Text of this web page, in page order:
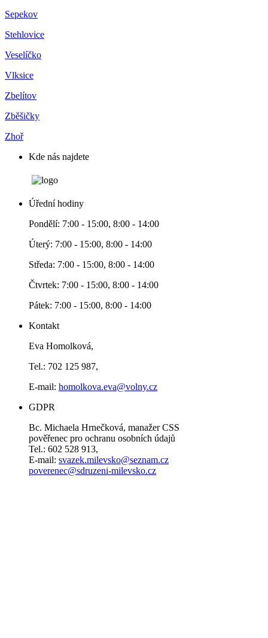
Sepekov
Stehlovice
Veselíčko
Vlksice
Zbelítov
Zběšičky
Zhoř
Kde nás najdete
Úřední hodiny
Pondělí: 7:00 - 15:00, 8:00 - 14:00
Úterý: 7:00 - 15:00, 8:00 - 14:00
Středa: 7:00 - 15:00, 8:00 - 14:00
Čtvrtek: 7:00 - 15:00, 8:00 - 14:00
Pátek: 7:00 - 15:00, 8:00 - 14:00
Kontakt
Eva Homolková,
Tel.: 702 125 987,
E-mail: homolkova.eva@volny.cz
GDPR
Bc. Michaela Hrnečková, manažer CSS
pověřenec pro ochranu osobních údajů
Tel.: 602 528 913,
E-mail: svazek.milevsko@seznam.cz
poverenec@sdruzeni-milevsko.cz